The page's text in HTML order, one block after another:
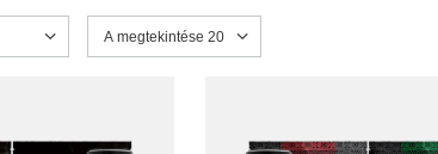
A megjelenített termékek számának módosítása
A megtekintése 20